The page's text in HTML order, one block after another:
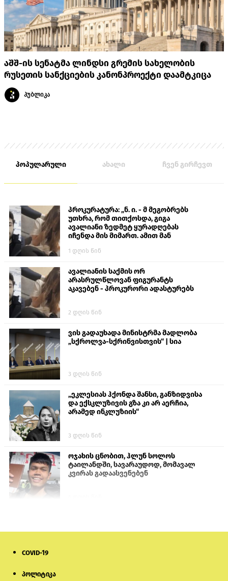
აშშ-ის სენატმა ლინდსი გრემის სახელობის
რუსეთის სანქციების კანონპროექტი დაამტკიცა
პუბლიკა
პოპულარული ახალი ჩვენ გირჩევთ
პროკურატურა: „ნ. ი. - მ მეგობრებს
უთხრა, რომ თითქოსდა, გიგა
ავალიანი ზედმეტ ყურადღებას
იჩენდა მის მიმართ. ამით მან
თავს დასხმოდა გიგა ავალიანს“
1 დღის წინ
ავალიანის საქმის ორ
არასრულწლოვან ფიგურანტს
აკავებენ - პროკურორი ადასტურებს
2 დღის წინ
ვის გადაუხადა მინისტრმა მადლობა
„სქროლვა-სქრინვისთვის“ | სია
3 დღის წინ
„ეკლესიას ჰქონდა შანსი, განზიდვისა
და ექსკლუზივის გზა კი არ აერჩია,
არამედ ინკლუზიის“
3 დღის წინ
ოჯახის ცნობით, ჰლუნ სოლოს
ტაილანდში, სავარაუდოდ, მომავალ
კვირას გადაასვენებენ
COVID-19
პოლიტიკა